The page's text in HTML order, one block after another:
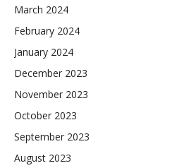
March 2024
February 2024
January 2024
December 2023
November 2023
October 2023
September 2023
August 2023